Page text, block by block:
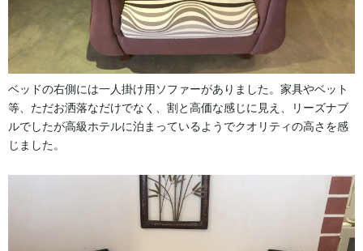
ベッドの右側には一人掛け用ソファーがありました。家具やベット
等、ただお洒落なだけでなく、割と高価な感じに見え、リーズナブ
ルでしたが高級ホテルに泊まっているようでクオリティの高さを感
じました。